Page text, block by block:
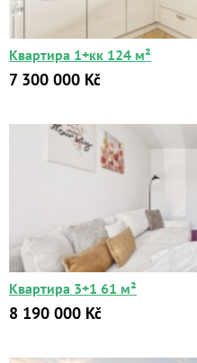
Квартира 1+кк 124 м²
7 300 000 Kč
Квартира 3+1 61 м²
8 190 000 Kč